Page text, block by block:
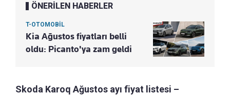
ÖNERİLEN HABERLER
T-OTOMOBİL
Kia Ağustos fiyatları belli
oldu: Picanto'ya zam geldi
Skoda Karoq Ağustos ayı fiyat listesi –